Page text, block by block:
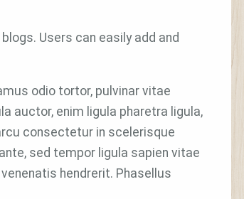
Users can easily add and
odio tortor, pulvinar vitae
auctor, enim ligula pharetra ligula,
consectetur in scelerisque
sed tempor ligula sapien vitae
hendrerit. Phasellus